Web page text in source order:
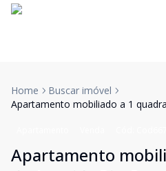
Home
Buscar imóvel
Apartamento mobiliado a 1
Apartamento